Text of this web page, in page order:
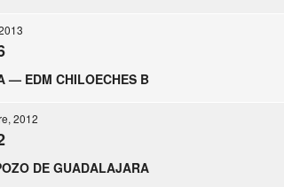
— EDM CHILOECHES B
2012
DE GUADALAJARA